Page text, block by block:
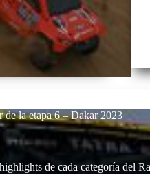
de la etapa 6 – Dakar 2023
de cada categoría del